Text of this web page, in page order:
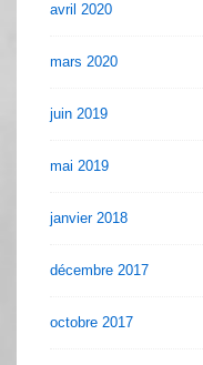
avril 2020
mars 2020
juin 2019
mai 2019
janvier 2018
décembre 2017
octobre 2017